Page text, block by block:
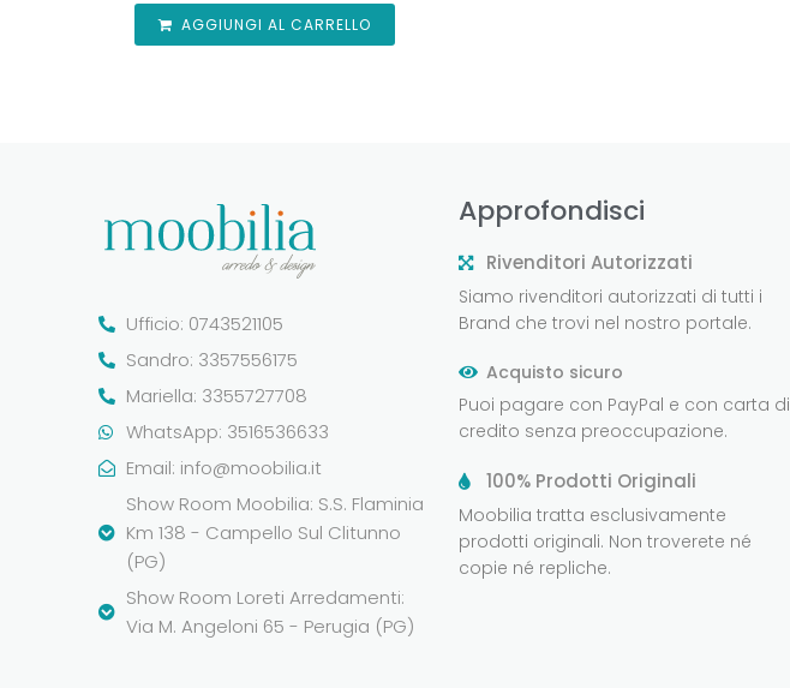
AGGIUNGI AL CARRELLO
Ufficio: 0743521105
Sandro: 3357556175
Mariella: 3355727708
WhatsApp: 3516536633
Email: info@moobilia.it
Show Room Moobilia: S.S. Flaminia
Km 138 - Campello Sul Clitunno
(PG)
Show Room Loreti Arredamenti:
Via M. Angeloni 65 - Perugia (PG)
Approfondisci
Rivenditori Autorizzati
Siamo rivenditori autorizzati di tutti i
Brand che trovi nel nostro portale.
Acquisto sicuro
Puoi pagare con PayPal e con carta di
credito senza preoccupazione.
100% Prodotti Originali
Moobilia tratta esclusivamente
prodotti originali. Non troverete né
copie né repliche.